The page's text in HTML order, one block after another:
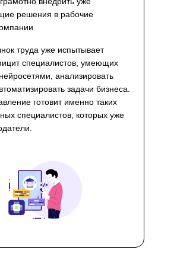
решения в рабочие
труда уже испытывает
специалистов, умеющих
анализировать
задачи бизнеса.
готовит именно таких
специалистов, которых уже